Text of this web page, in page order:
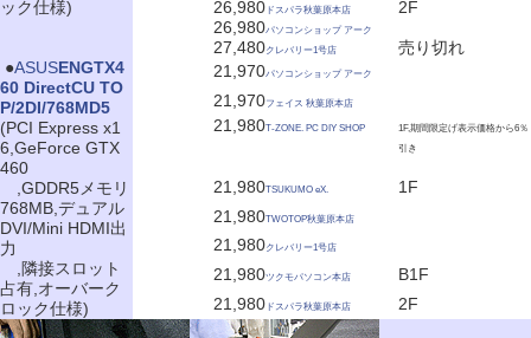
ック仕様)
26,980 ドスパラ秋葉原本店
2F
26,980パソコンショップ アーク
27,480クレバリー1号店
売り切れ
●ASUSENGTX4
60 DirectCU TO
P/2DI/768MD5
(PCI Express x1
6,GeForce GTX
460
,GDDR5メモリ
768MB,デュアル
DVI/Mini HDMI出
力
,隣接スロット
占有,オーバーク
ロック仕様)
21,970パソコンショップ アーク
21,970フェイス 秋葉原本店
21,980T-ZONE. PC DIY SHOP
1F,期間限定げ表示価格から6％
引き
21,980TSUKUMO eX.
1F
21,980TWOTOP秋葉原本店
21,980クレバリー1号店
21,980ツクモパソコン本店
B1F
21,980 ドスパラ秋葉原本店 2F